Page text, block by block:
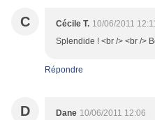
C Cécile T. 10/06/2011
Splendide ! <br /> <br />
Répondre
D Dane 10/06/2011 12:06